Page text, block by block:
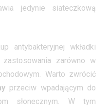
jedynie siateczkową
antybakteryjnej wkładki
zarówno w
Warto zwrócić
przeciw wpadającym do
słonecznym. W tym